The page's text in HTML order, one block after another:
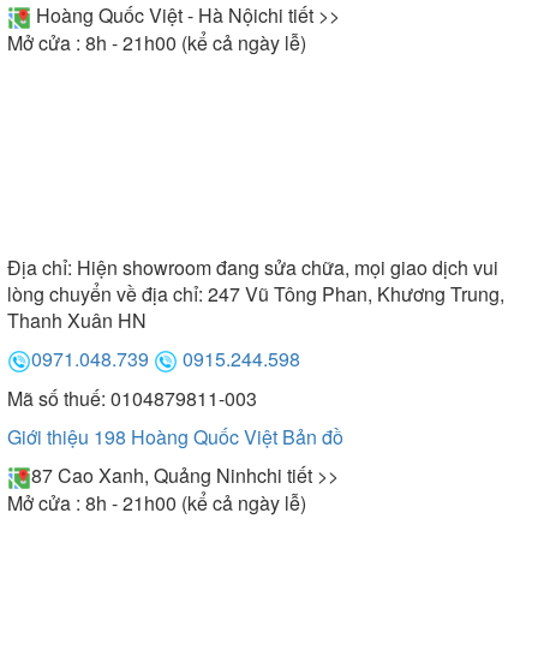
Hoàng Quốc Việt - Hà Nộichi tiết >>
Mở cửa : 8h - 21h00 (kể cả ngày lễ)
Địa chỉ: Hiện showroom đang sửa chữa, mọi giao dịch vui
lòng chuyển về địa chỉ: 247 Vũ Tông Phan, Khương Trung,
Thanh Xuân HN
0971.048.739
0915.244.598
Mã số thuế: 0104879811-003
Giới thiệu 198 Hoàng Quốc Việt Bản đồ
87 Cao Xanh, Quảng Ninhchi tiết >>
Mở cửa : 8h - 21h00 (kể cả ngày lễ)